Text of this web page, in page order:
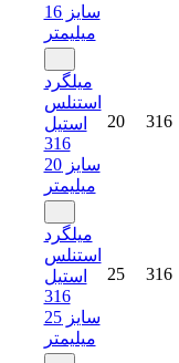
سایز 16
میلیمتر
میلگرد
استنلس
استیل
316
سایز 20
میلیمتر
20 316
میلگرد
استنلس
استیل
316
سایز 25
میلیمتر
25 316